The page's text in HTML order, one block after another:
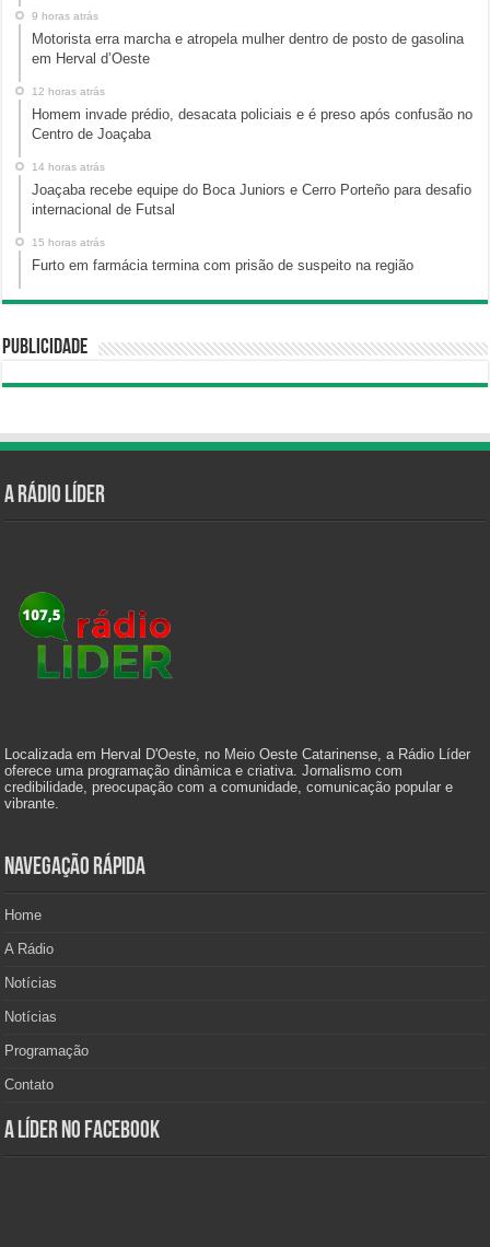
9 horas atrás
Motorista erra marcha e atropela mulher dentro de posto de gasolina
em Herval d’Oeste
12 horas atrás
Homem invade prédio, desacata policiais e é preso após confusão no
Centro de Joaçaba
14 horas atrás
Joaçaba recebe equipe do Boca Juniors e Cerro Porteño para desafio
internacional de Futsal
15 horas atrás
Furto em farmácia termina com prisão de suspeito na região
Publicidade
A Rádio Líder
Localizada em Herval D'Oeste, no Meio Oeste Catarinense, a Rádio Líder
oferece uma programação dinâmica e criativa. Jornalismo com
credibilidade, preocupação com a comunidade, comunicação popular e
vibrante.
Navegação Rápida
Home
A Rádio
Notícias
Notícias
Programação
Contato
A Líder no Facebook